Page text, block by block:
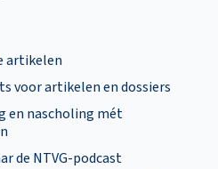
artikelen
voor artikelen en dossiers
en nascholing mét
de NTVG-podcast